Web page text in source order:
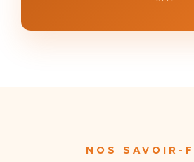
NOS SAVOIR-